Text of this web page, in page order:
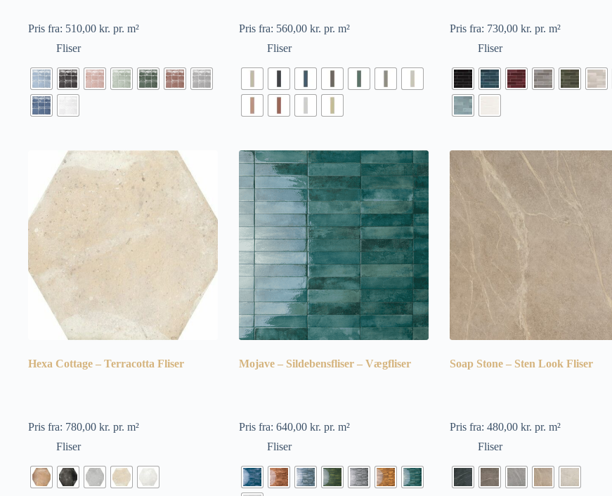
Pris fra: 510,00 kr. pr. m²
Fliser
Pris fra: 560,00 kr. pr. m²
Fliser
Pris fra: 730,00 kr. pr. m²
Fliser
Hexa Cottage – Terracotta Fliser
Pris fra: 780,00 kr. pr. m²
Fliser
Mojave – Sildebensfliser – Vægfliser
Pris fra: 640,00 kr. pr. m²
Fliser
Soap Stone – Sten Look Fliser
Pris fra: 480,00 kr. pr. m²
Fliser